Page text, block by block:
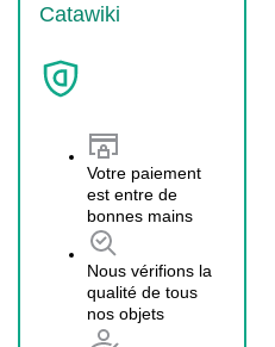
Catawiki
Votre paiement
est entre de
bonnes mains
Nous vérifions la
qualité de tous
nos objets